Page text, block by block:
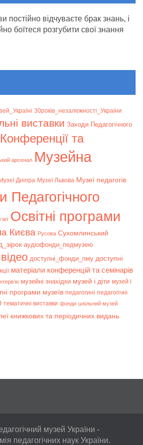
постійно відчуваєте брак знань, і
боїтеся розгубити свої знання
30років_незалежності_України
виставки Заходи Педагогічного
Конференції та
арсенал Музейна
Музеї Дніпра Музеї Львова Музеї педагогів
Педагогічного
Освітні програми
Києва Русова Сухомлинський
аудіофонди_педмузею
відео доступні_фонди_пму доступні
матеріали конференцій та семінарів
музейні знахідки музей і діти музей і
програми музеїв педагогині педагогічні
тематичні виставки фонди шкільний музей
книжкових та періодичних видань
музей України -
педагогічних наук України.